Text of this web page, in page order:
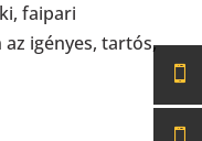
faipari
igényes, tartós,